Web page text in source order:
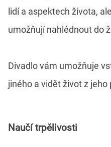
lidí a aspektech života,
umožňují nahlédnout do
Divadlo vám umožňuje
jiného a vidět život z jeho
Naučí trpělivosti